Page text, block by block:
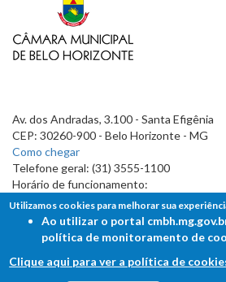
Av. dos Andradas, 3.100 - Santa Efigênia
CEP: 30260-900 - Belo Horizonte - MG
Como chegar
Telefone geral: (31) 3555-1100
Horário de funcionamento:
7h às 19h
Utilizamos cookies para melhorar sua
Ao utilizar o portal
política de monitoramento de
Clique aqui para ver a política de